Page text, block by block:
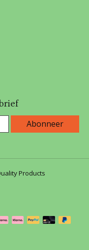
Abonneer
Products